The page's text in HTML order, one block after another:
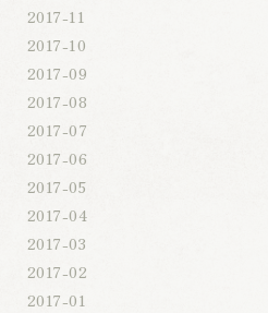
2017-11
2017-10
2017-09
2017-08
2017-07
2017-06
2017-05
2017-04
2017-03
2017-02
2017-01